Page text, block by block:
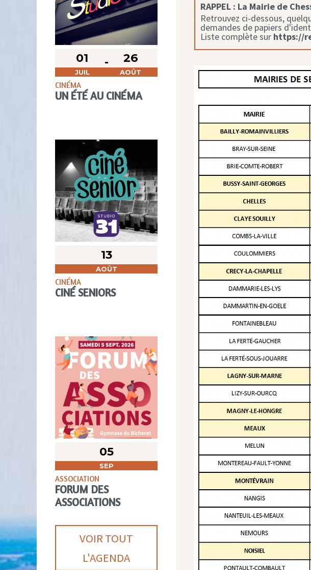
01
JUIL
26
AOÛT
CINÉMA
UN ÉTÉ AU CINÉMA
13
AOÛT
CINÉMA
CINÉ SENIORS
05
SEP
ASSOCIATION
FORUM DES
ASSOCIATIONS
VOIR TOUT
L'AGENDA
RAPPEL : La Mairie de
Retrouvez ci-dessous,
demandes de papiers
Liste complète sur https://